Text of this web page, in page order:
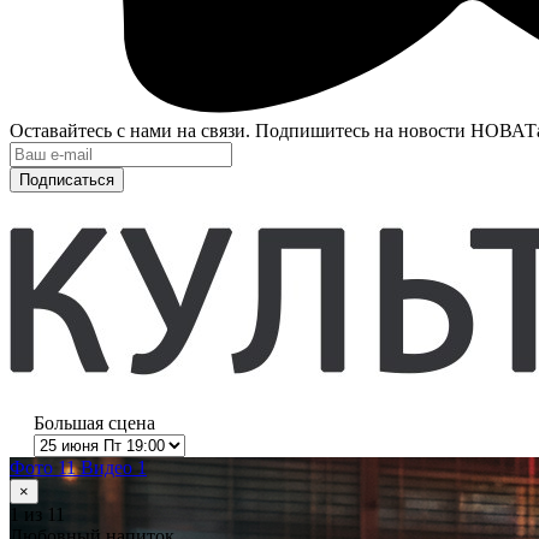
Оставайтесь с нами на связи. Подпишитесь на новости
Подписаться
Большая сцена
Фото 11Видео 1
×
из 11